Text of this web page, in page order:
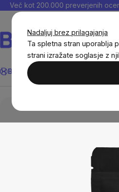
Nadaljuj brez prilagajanja
Ta spletna stran uporablja
strani izražate soglasje z
Preskoči
Več kot 200.000 preverjenih
BrainMax®